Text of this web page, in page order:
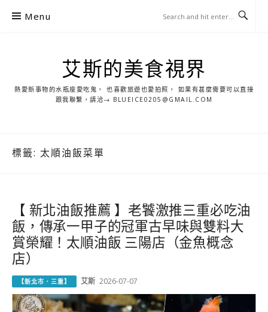
Menu
艾斯的美食視界
熱愛新事物的水瓶座愛吃鬼， 也喜歡旅遊也愛拍照， 如果有甚麼需要可以直接
跟我聯繫，請洽→ BLUEICE0205@GMAIL.COM
標籤: 太順油飯菜單
【 新北油飯推薦 】老饕激推三重必吃油
飯，傳承一甲子的冠軍古早味與雙料大
賞榮耀！太順油飯 三陽店（金魚概念
店）
【新北市．三重】 艾斯 2026-07-07